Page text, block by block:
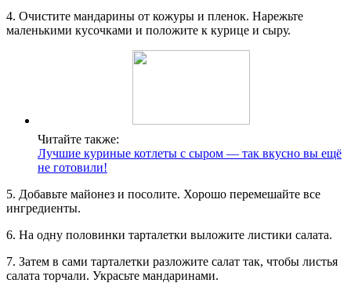
4. Очистите мандарины от кожуры и пленок. Нарежьте
маленькими кусочками и положите к курице и сыру.
Читайте также:
Лучшие куриные котлеты с сыром — так вкусно вы ещё
не готовили!
5. Добавьте майонез и посолите. Хорошо перемешайте все
ингредиенты.
6. На одну половинки тарталетки выложите листики салата.
7. Затем в сами тарталетки разложите салат так, чтобы листья
салата торчали. Украсьте мандаринами.